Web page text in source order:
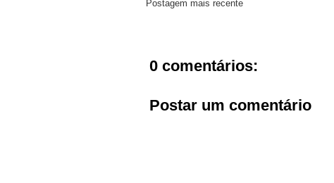
Postagem mais recente
0 comentários:
Postar um comentário